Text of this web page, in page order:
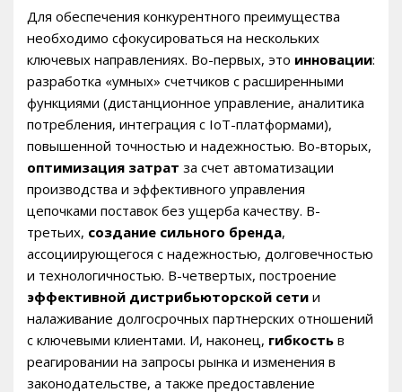
Для обеспечения конкурентного преимущества
необходимо сфокусироваться на нескольких
ключевых направлениях. Во-первых, это инновации:
разработка «умных» счетчиков с расширенными
функциями (дистанционное управление, аналитика
потребления, интеграция с IoT-платформами),
повышенной точностью и надежностью. Во-вторых,
оптимизация затрат за счет автоматизации
производства и эффективного управления
цепочками поставок без ущерба качеству. В-
третьих, создание сильного бренда,
ассоциирующегося с надежностью, долговечностью
и технологичностью. В-четвертых, построение
эффективной дистрибьюторской сети и
налаживание долгосрочных партнерских отношений
с ключевыми клиентами. И, наконец, гибкость в
реагировании на запросы рынка и изменения в
законодательстве, а также предоставление